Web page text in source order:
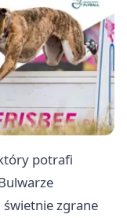
potrafi
zgrane